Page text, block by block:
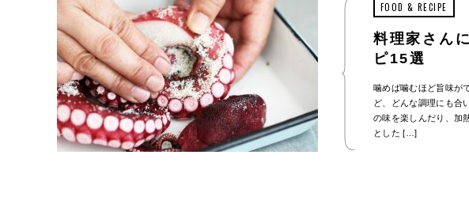
FOOD & RECIPE
料理家さん
ピ15選
噛めば噛むほど旨味が
ど、どんな調理にも合
の味を楽しんだり、加
とした […]